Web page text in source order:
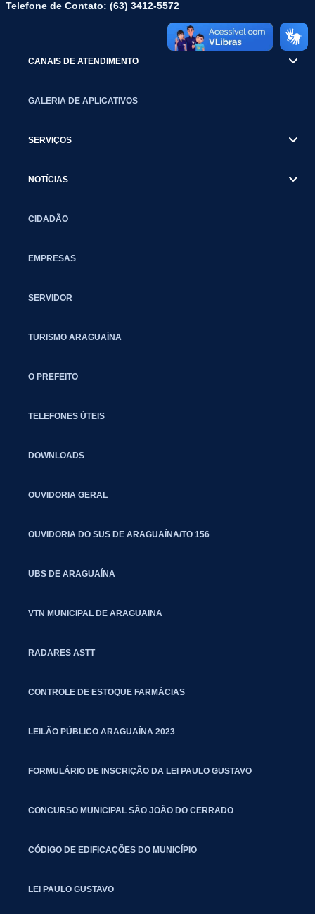
Telefone de Contato: (63) 3412-5572
CANAIS DE ATENDIMENTO
GALERIA DE APLICATIVOS
SERVIÇOS
NOTÍCIAS
CIDADÃO
EMPRESAS
SERVIDOR
TURISMO ARAGUAÍNA
O PREFEITO
TELEFONES ÚTEIS
DOWNLOADS
OUVIDORIA GERAL
OUVIDORIA DO SUS DE ARAGUAÍNA/TO 156
UBS DE ARAGUAÍNA
VTN MUNICIPAL DE ARAGUAINA
RADARES ASTT
CONTROLE DE ESTOQUE FARMÁCIAS
LEILÃO PÚBLICO ARAGUAÍNA 2023
FORMULÁRIO DE INSCRIÇÃO DA LEI PAULO GUSTAVO
CONCURSO MUNICIPAL SÃO JOÃO DO CERRADO
CÓDIGO DE EDIFICAÇÕES DO MUNICÍPIO
LEI PAULO GUSTAVO